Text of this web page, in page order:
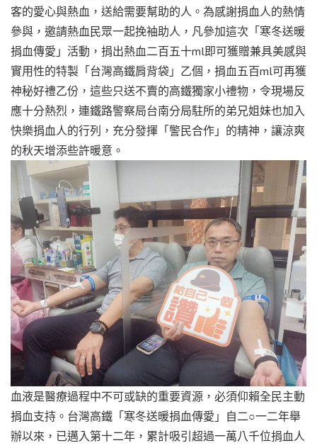
客的愛心與熱血，送給需要幫助的人。為感謝捐血人的熱情
參與，邀請熱血民眾一起挽袖助人，凡參加這次「寒冬送暖
捐血傳愛」活動，捐出熱血二百五十ml即可獲贈兼具美感與
實用性的特製「台灣高鐵肩背袋」乙個，捐血五百ml可再獲
神秘好禮乙份，這些只送不賣的高鐵獨家小禮物，令現場反
應十分熱烈，連鐵路警察局台南分局駐所的弟兄姐妹也加入
快樂捐血人的行列，充分發揮「警民合作」的精神，讓涼爽
的秋天增添些許暖意。
血液是醫療過程中不可或缺的重要資源，必須仰賴全民主動
捐血支持。台灣高鐵「寒冬送暖捐血傳愛」自二○一二年舉
辦以來，已邁入第十二年，累計吸引超過一萬八千位捐血人